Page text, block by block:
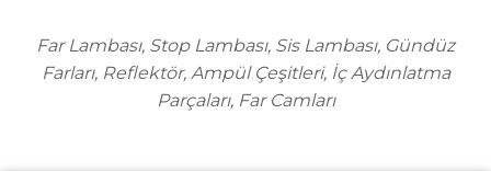
Far Lambası, Stop Lambası, Sis Lambası, Gündüz
Farları, Reflektör, Ampül Çeşitleri, İç Aydınlatma
Parçaları, Far Camları